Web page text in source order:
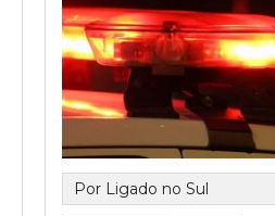
Por Ligado no Sul